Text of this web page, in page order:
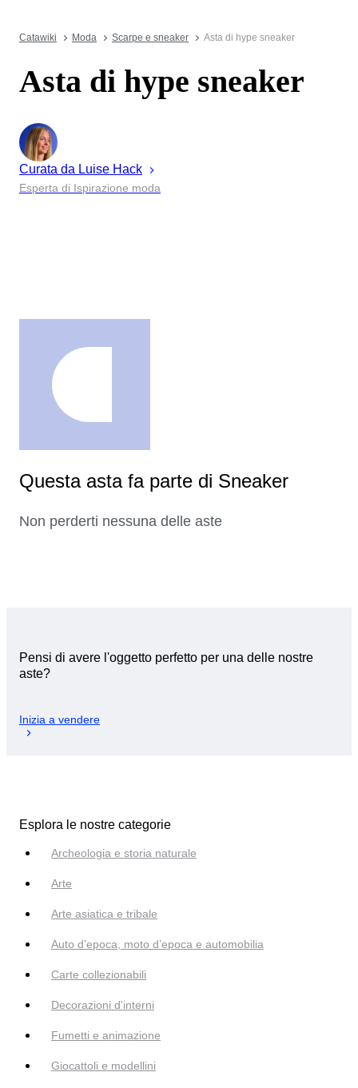
Catawiki Moda Scarpe e sneaker Asta di hype sneaker
Asta di hype sneaker
Curata da Luise Hack
Esperta di Ispirazione moda
Questa asta fa parte di Sneaker
Non perderti nessuna delle aste
Pensi di avere l'oggetto perfetto per una delle nostre
aste?
Inizia a vendere
Esplora le nostre categorie
Archeologia e storia naturale
Arte
Arte asiatica e tribale
Auto d’epoca, moto d’epoca e automobilia
Carte collezionabili
Decorazioni d'interni
Fumetti e animazione
Giocattoli e modellini